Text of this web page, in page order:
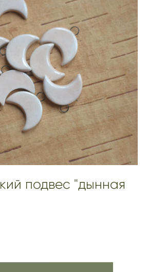
подвес "дынная